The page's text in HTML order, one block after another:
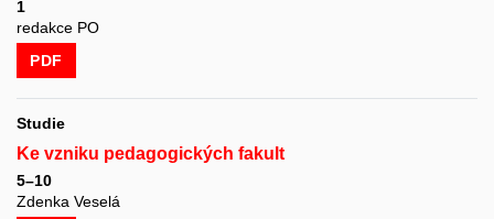
1
redakce PO
PDF
Studie
Ke vzniku pedagogických fakult
5–10
Zdenka Veselá